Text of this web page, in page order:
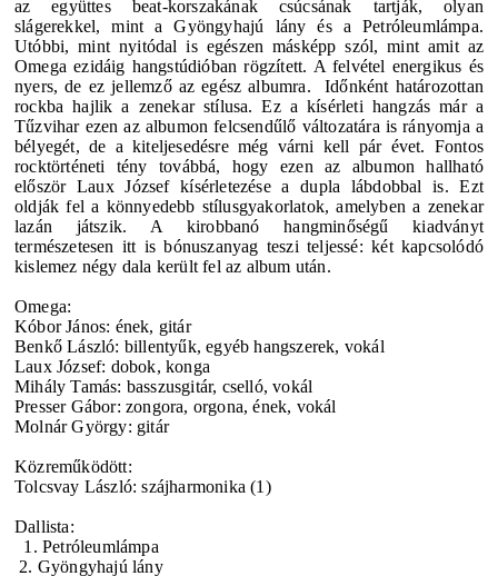
az együttes beat-korszakának csúcsának tartják, olyan
slágerekkel, mint a Gyöngyhajú lány és a Petróleumlámpa.
Utóbbi, mint nyitódal is egészen másképp szól, mint amit az
Omega ezidáig hangstúdióban rögzített. A felvétel energikus és
nyers, de ez jellemző az egész albumra. Időnként határozottan
rockba hajlik a zenekar stílusa. Ez a kísérleti hangzás már a
Tűzvihar ezen az albumon felcsendűlő változatára is rányomja a
bélyegét, de a kiteljesedésre még várni kell pár évet. Fontos
rocktörténeti tény továbbá, hogy ezen az albumon hallható
először Laux József kísérletezése a dupla lábdobbal is. Ezt
oldják fel a könnyedebb stílusgyakorlatok, amelyben a zenekar
lazán játszik. A kirobbanó hangminőségű kiadványt
természetesen itt is bónuszanyag teszi teljessé: két kapcsolódó
kislemez négy dala került fel az album után.
Omega:
Kóbor János: ének, gitár
Benkő László: billentyűk, egyéb hangszerek, vokál
Laux József: dobok, konga
Mihály Tamás: basszusgitár, cselló, vokál
Presser Gábor: zongora, orgona, ének, vokál
Molnár György: gitár
Közreműködött:
Tolcsvay László: szájharmonika (1)
Dallista:
1. Petróleumlámpa
2. Gyöngyhajú lány